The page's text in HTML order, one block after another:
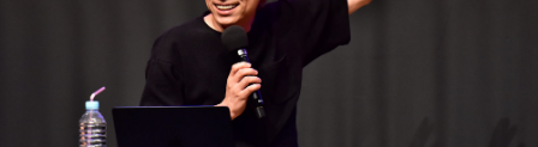
【今日の一言メッセージ】
今日は不要なものを手放したり、今後の計画を見直すことを
心掛けると良い日です。
【5位】牡牛座（おうし座）
趣味や友達付き合いが活発な運気です。今日は心の充実感を
感じやすい日なので、好きなことをとことん楽しみましょ
う。ラッキーアイテムは、炭酸水。